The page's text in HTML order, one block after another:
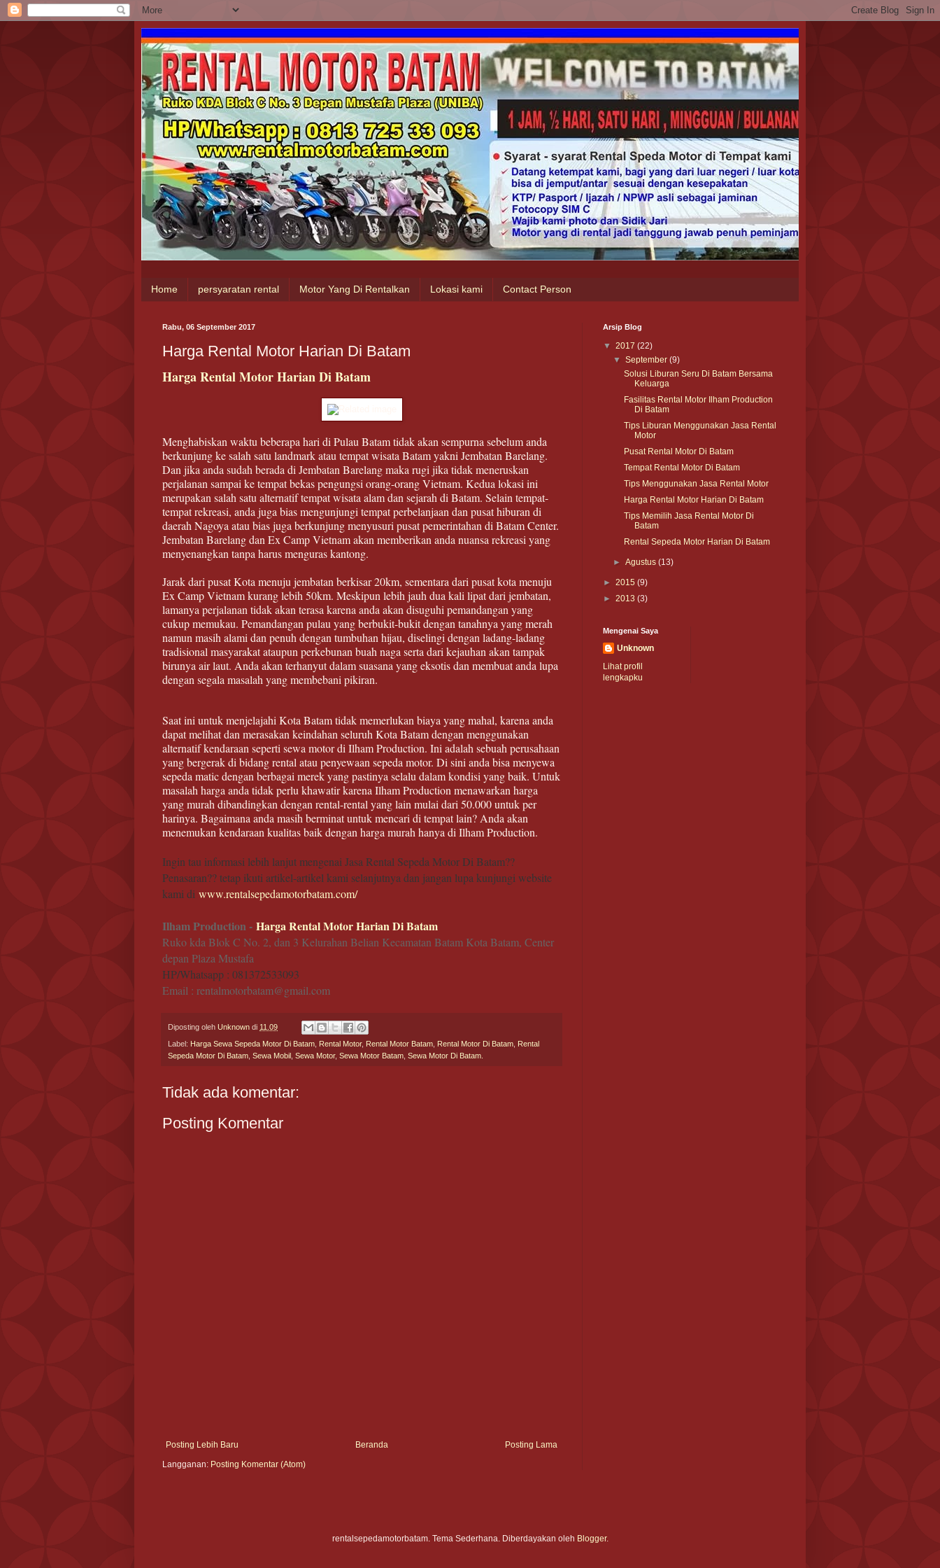
Home persyaratan rental Motor Yang Di Rentalkan Lokasi kami Contact Person
Rabu, 06 September 2017
Harga Rental Motor Harian Di Batam
Harga Rental Motor Harian Di Batam
Menghabiskan waktu beberapa hari di Pulau Batam tidak akan sempurna sebelum anda
berkunjung ke salah satu landmark atau tempat wisata Batam yakni Jembatan Barelang.
Dan jika anda sudah berada di Jembatan Barelang maka rugi jika tidak meneruskan
perjalanan sampai ke tempat bekas pengungsi orang-orang Vietnam. Kedua lokasi ini
merupakan salah satu alternatif tempat wisata alam dan sejarah di Batam. Selain tempat-
tempat rekreasi, anda juga bias mengunjungi tempat perbelanjaan dan pusat hiburan di
daerah Nagoya atau bias juga berkunjung menyusuri pusat pemerintahan di Batam Center.
Jembatan Barelang dan Ex Camp Vietnam akan memberikan anda nuansa rekreasi yang
menyenangkan tanpa harus menguras kantong.
Jarak dari pusat Kota menuju jembatan berkisar 20km, sementara dari pusat kota menuju
Ex Camp Vietnam kurang lebih 50km. Meskipun lebih jauh dua kali lipat dari jembatan,
lamanya perjalanan tidak akan terasa karena anda akan disuguhi pemandangan yang
cukup memukau. Pemandangan pulau yang berbukit-bukit dengan tanahnya yang merah
namun masih alami dan penuh dengan tumbuhan hijau, diselingi dengan ladang-ladang
tradisional masyarakat ataupun perkebunan buah naga serta dari kejauhan akan tampak
birunya air laut. Anda akan terhanyut dalam suasana yang eksotis dan membuat anda lupa
dengan segala masalah yang membebani pikiran.
Saat ini untuk menjelajahi Kota Batam tidak memerlukan biaya yang mahal, karena anda
dapat melihat dan merasakan keindahan seluruh Kota Batam dengan menggunakan
alternatif kendaraan seperti sewa motor di Ilham Production. Ini adalah sebuah perusahaan
yang bergerak di bidang rental atau penyewaan sepeda motor. Di sini anda bisa menyewa
sepeda matic dengan berbagai merek yang pastinya selalu dalam kondisi yang baik. Untuk
masalah harga anda tidak perlu khawatir karena Ilham Production menawarkan harga
yang murah dibandingkan dengan rental-rental yang lain mulai dari 50.000 untuk per
harinya. Bagaimana anda masih berminat untuk mencari di tempat lain? Anda akan
menemukan kendaraan kualitas baik dengan harga murah hanya di Ilham Production.
Ingin tau informasi lebih lanjut mengenai Jasa Rental Sepeda Motor Di Batam??
Penasaran?? tetap ikuti artikel-artikel kami selanjutnya dan jangan lupa kunjungi website
kami di www.rentalsepedamotorbatam.com/
Ilham Production - Harga Rental Motor Harian Di Batam
Ruko kda Blok C No. 2, dan 3 Kelurahan Belian Kecamatan Batam Kota Batam, Center
depan Plaza Mustafa
HP/Whatsapp : 081372533093
Email : rentalmotorbatam@gmail.com
Diposting oleh Unknown di 11.09
Label: Harga Sewa Sepeda Motor Di Batam Rental Motor, Rental Motor Batam Rental Motor Di Batam Rental
Sepeda Motor Di Batam Sewa Mobil Sewa Motor, Sewa Motor Batam Sewa Motor Di Batam.
Tidak ada komentar:
Posting Komentar
Posting Lebih Baru Posting Lama
Beranda
Langganan: Posting Komentar (Atom)
Arsip Blog
▼ 2017 (22)
▼September(9)
Solusi Liburan Seru Di Batam Bersama
Keluarga
Fasilitas Rental Motor Ilham Production
Di Batam
Tips Liburan Menggunakan Jasa Rental
Motor
Pusat Rental Motor Di Batam
Tempat Rental Motor Di Batam
Tips Menggunakan Jasa Rental Motor
Harga Rental Motor Harian Di Batam
Tips Memilih Jasa Rental Motor Di
Batam
Rental Sepeda Motor Harian Di Batam
►Agustus(13)
► 2015 (9)
► 2013 (3)
Mengenai Saya
Unknown
Lihat profil
lengkapku
rentalsepedamotorbatam. Tema Sederhana. Diberdayakan oleh Blogger.